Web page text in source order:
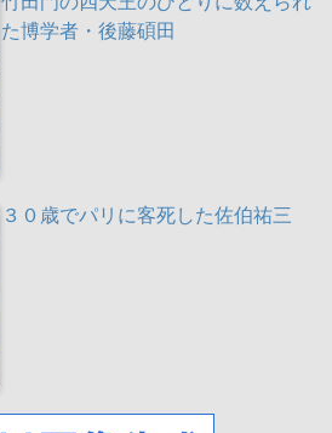
た博学者・後藤碩田
３０歳でパリに客死した佐伯祐三